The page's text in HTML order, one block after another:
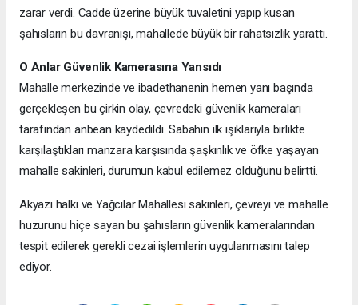
zarar verdi. Cadde üzerine büyük tuvaletini yapıp kusan
şahısların bu davranışı, mahallede büyük bir rahatsızlık yarattı.
O Anlar Güvenlik Kamerasına Yansıdı
Mahalle merkezinde ve ibadethanenin hemen yanı başında
gerçekleşen bu çirkin olay, çevredeki güvenlik kameraları
tarafından anbean kaydedildi. Sabahın ilk ışıklarıyla birlikte
karşılaştıkları manzara karşısında şaşkınlık ve öfke yaşayan
mahalle sakinleri, durumun kabul edilemez olduğunu belirtti.
Akyazı halkı ve Yağcılar Mahallesi sakinleri, çevreyi ve mahalle
huzurunu hiçe sayan bu şahısların güvenlik kameralarından
tespit edilerek gerekli cezai işlemlerin uygulanmasını talep
ediyor.